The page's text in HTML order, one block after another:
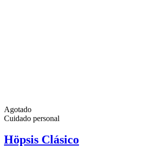
Agotado
Cuidado personal
Höpsis Clásico